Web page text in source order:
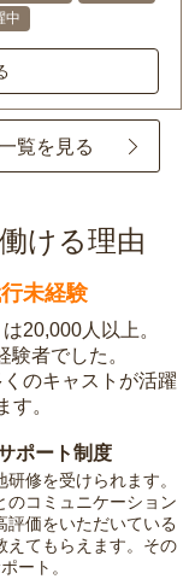
中
覧を見る
ける理由
未経験
20,000人以上。
者でした。
のキャストが活躍
す。
ポート制度
修を受けられます。
のコミュニケーション
評価をいただいている
えてもらえます。その
ート。